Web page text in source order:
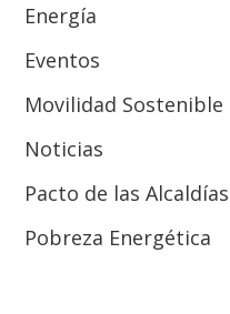
Energía
Eventos
Movilidad Sostenible
Noticias
Pacto de las Alcaldías
Pobreza Energética